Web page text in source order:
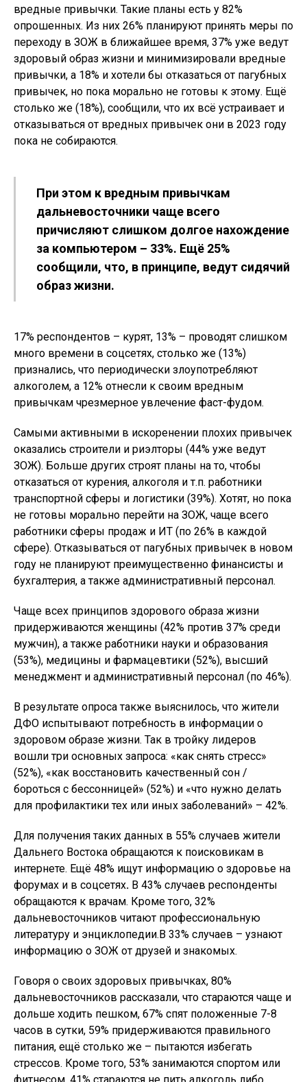
вредные привычки. Такие планы есть у 82%
опрошенных. Из них 26% планируют принять меры по
переходу в ЗОЖ в ближайшее время, 37% уже ведут
здоровый образ жизни и минимизировали вредные
привычки, а 18% и хотели бы отказаться от пагубных
привычек, но пока морально не готовы к этому. Ещё
столько же (18%), сообщили, что их всё устраивает и
отказываться от вредных привычек они в 2023 году
пока не собираются.
При этом к вредным привычкам
дальневосточники чаще всего
причисляют слишком долгое нахождение
за компьютером – 33%. Ещё 25%
сообщили, что, в принципе, ведут сидячий
образ жизни.
17% респондентов – курят, 13% – проводят слишком
много времени в соцсетях, столько же (13%)
признались, что периодически злоупотребляют
алкоголем, а 12% отнесли к своим вредным
привычкам чрезмерное увлечение фаст-фудом.
Самыми активными в искоренении плохих привычек
оказались строители и риэлторы (44% уже ведут
ЗОЖ). Больше других строят планы на то, чтобы
отказаться от курения, алкоголя и т.п. работники
транспортной сферы и логистики (39%). Хотят, но пока
не готовы морально перейти на ЗОЖ, чаще всего
работники сферы продаж и ИТ (по 26% в каждой
сфере). Отказываться от пагубных привычек в новом
году не планируют преимущественно финансисты и
бухгалтерия, а также административный персонал.
Чаще всех принципов здорового образа жизни
придерживаются женщины (42% против 37% среди
мужчин), а также работники науки и образования
(53%), медицины и фармацевтики (52%), высший
менеджмент и административный персонал (по 46%).
В результате опроса также выяснилось, что жители
ДФО испытывают потребность в информации о
здоровом образе жизни. Так в тройку лидеров
вошли три основных запроса: «как снять стресс»
(52%), «как восстановить качественный сон /
бороться с бессонницей» (52%) и «что нужно делать
для профилактики тех или иных заболеваний» – 42%.
Для получения таких данных в 55% случаев жители
Дальнего Востока обращаются к поисковикам в
интернете. Ещё 48% ищут информацию о здоровье на
форумах и в соцсетях. В 43% случаев респонденты
обращаются к врачам. Кроме того, 32%
дальневосточников читают профессиональную
литературу и энциклопедии.В 33% случаев – узнают
информацию о ЗОЖ от друзей и знакомых.
Говоря о своих здоровых привычках, 80%
дальневосточников рассказали, что стараются чаще и
дольше ходить пешком, 67% спят положенные 7-8
часов в сутки, 59% придерживаются правильного
питания, ещё столько же – пытаются избегать
стрессов. Кроме того, 53% занимаются спортом или